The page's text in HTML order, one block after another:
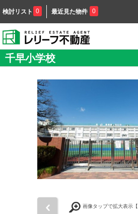
検討リスト 0 最近見た物件 0
千早小学校
画像タップで拡大表示【